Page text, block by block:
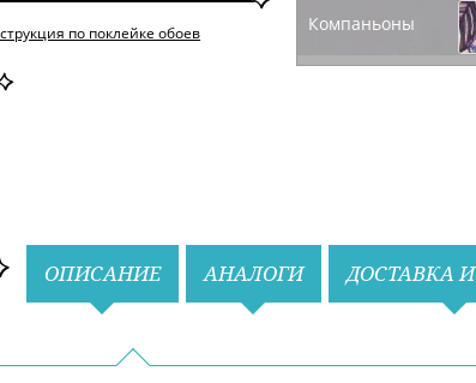
Компаньоны
по поклейке обоев
ОПИСАНИЕ АНАЛОГИ ДОСТАВКА